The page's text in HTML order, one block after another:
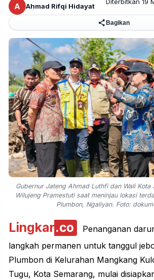
A Ahmad Rifqi Hidayat
Diterbitkan 19
Bagikan
Gubernur Jateng Ahmad Luthfi dan Wali Kota
Wilujeng Pramestuti saat meninjau lokasi
Plumbon, Ngaliyan. Foto:
Lingkar.co
Penanganan
langkah permanen untuk tanggul
Plumbon di Kelurahan Mangkang
Tugu, Kota Semarang, mulai